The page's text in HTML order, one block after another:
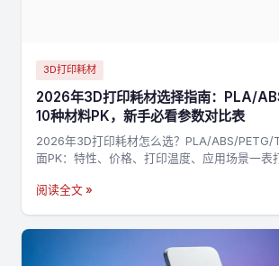
3D打印耗材
2026年3D打印耗材选择指南：PLA/
10种材料PK，新手必看参数对比表
2026年3D打印耗材怎么选？PLA/ABS/PETG/
面PK：特性、价格、打印温度、应用场景一表
阅读全文 »